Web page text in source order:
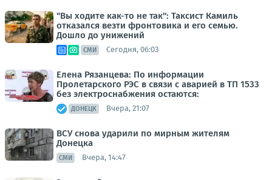
"Вы ходите как-то не так": Таксист Камиль
отказался везти фронтовика и его семью.
Дошло до унижений
СМИ Сегодня, 06:03
Елена Рязанцева: По информации
Пролетарского РЭС в связи с аварией в ТП 1533
без электроснабжения остаются:
ДОНЕЦК Вчера, 21:07
ВСУ снова ударили по мирным жителям
Донецка
СМИ Вчера, 14:47